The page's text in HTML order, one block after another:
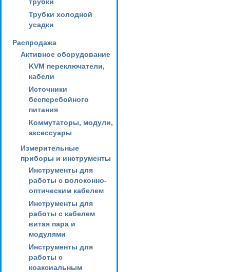
Трубки холодной
усадки
Распродажа
Активное оборудование
KVM переключатели,
кабели
Источники
бесперебойного
питания
Коммутаторы, модули,
аксессуары
Измерительные
приборы и инструменты
Инструменты для
работы с волоконно-
оптическим кабелем
Инструменты для
работы с кабелем
витая пара и
модулями
Инструменты для
работы с
коаксиальным